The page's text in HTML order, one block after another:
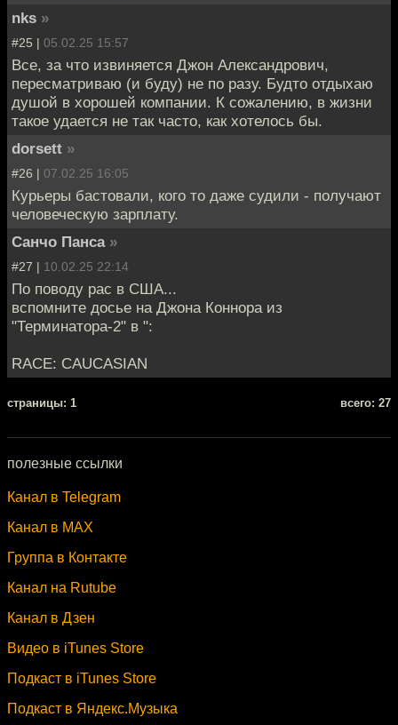
nks »
#25 | 05.02.25 15:57
Все, за что извиняется Джон Александрович,
пересматриваю (и буду) не по разу. Будто отдыхаю
душой в хорошей компании. К сожалению, в жизни
такое удается не так часто, как хотелось бы.
dorsett »
#26 | 07.02.25 16:05
Курьеры бастовали, кого то даже судили - получают
человеческую зарплату.
Санчо Панса »
#27 | 10.02.25 22:14
По поводу рас в США...
вспомните досье на Джона Коннора из
"Терминатора-2" в ":
RACE: CAUCASIAN
cтраницы: 1 всего: 27
полезные ссылки
Канал в Telegram
Канал в MAX
Группа в Контакте
Канал на Rutube
Канал в Дзен
Видео в iTunes Store
Подкаст в iTunes Store
Подкаст в Яндекс.Музыка